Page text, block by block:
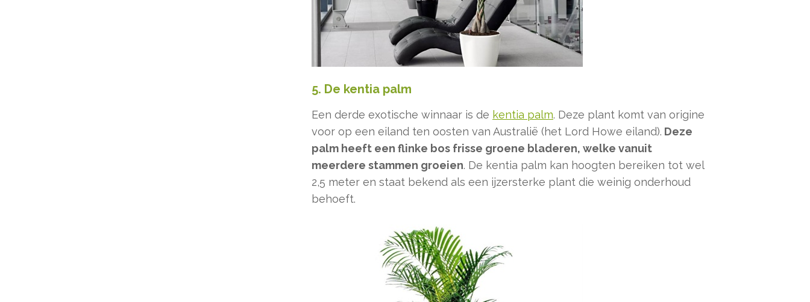
5. De kentia palm
Een derde exotische winnaar is de kentia palm. Deze plant komt van origine
voor op een eiland ten oosten van Australië (het Lord Howe eiland). Deze
palm heeft een flinke bos frisse groene bladeren, welke vanuit
meerdere stammen groeien. De kentia palm kan hoogten bereiken tot wel
2,5 meter en staat bekend als een ijzersterke plant die weinig onderhoud
behoeft.